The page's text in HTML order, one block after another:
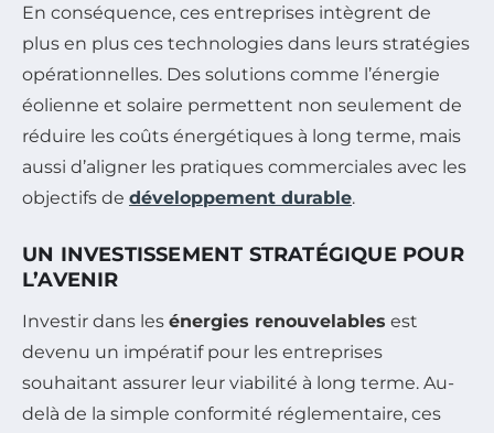
En conséquence, ces entreprises intègrent de
plus en plus ces technologies dans leurs stratégies
opérationnelles. Des solutions comme l’énergie
éolienne et solaire permettent non seulement de
réduire les coûts énergétiques à long terme, mais
aussi d’aligner les pratiques commerciales avec les
objectifs de développement durable.
UN INVESTISSEMENT STRATÉGIQUE POUR
L’AVENIR
Investir dans les énergies renouvelables est
devenu un impératif pour les entreprises
souhaitant assurer leur viabilité à long terme. Au-
delà de la simple conformité réglementaire, ces